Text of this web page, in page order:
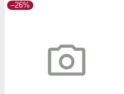
–26%